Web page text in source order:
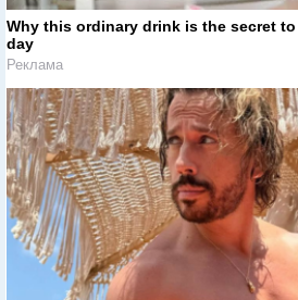
Why this ordinary drink is the secret
day
Реклама